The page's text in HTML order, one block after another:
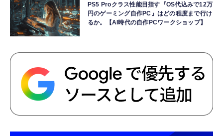
PS5 Proクラス性能目指す『OS代込みで12万
円のゲーミング自作PC』はどの程度まで行け
るか。【AI時代の自作PCワークショップ】